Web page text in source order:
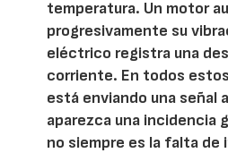
temperatura. Un motor
progresivamente su
eléctrico registra una
corriente. En todos
está enviando una señal
aparezca una incidencia
no siempre es la falta de